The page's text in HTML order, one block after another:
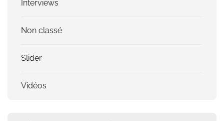
Interviews
Non classé
Slider
Vidéos